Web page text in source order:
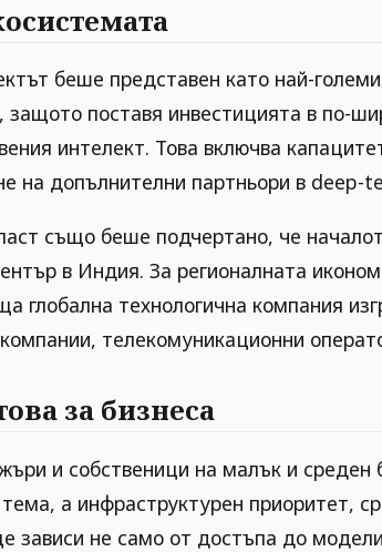
беше представен като най-
поставя инвестицията в по-
интелект. Това включва
на допълнителни партньори в deep-
също беше подчертано, че
в Индия. За регионалната
глобална технологична компания
телекомуникационни
за бизнеса
и собственици на малък и среден
а инфраструктурен приоритет,
зависи не само от достъпа до